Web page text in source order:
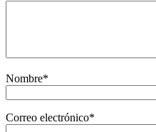
Nombre*
Correo electrónico*